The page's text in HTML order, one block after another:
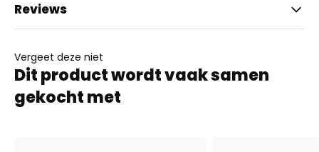
Reviews
Vergeet deze niet
Dit product wordt vaak samen
gekocht met